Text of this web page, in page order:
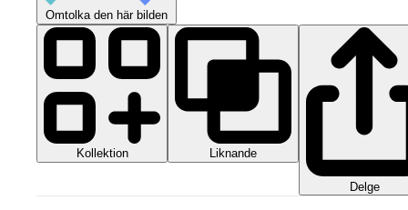
Omtolka den här bilden
Kollektion Liknande
Delge